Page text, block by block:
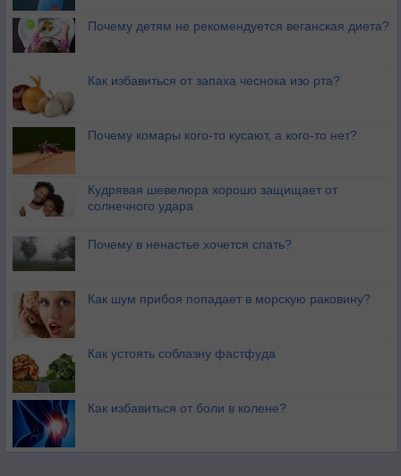
Почему детям не рекомендуется веганская диета?
Как избавиться от запаха чеснока изо рта?
Почему комары кого-то кусают, а кого-то нет?
Кудрявая шевелюра хорошо защищает от
солнечного удара
Почему в ненастье хочется спать?
Как шум прибоя попадает в морскую раковину?
Как устоять соблазну фастфуда
Как избавиться от боли в колене?